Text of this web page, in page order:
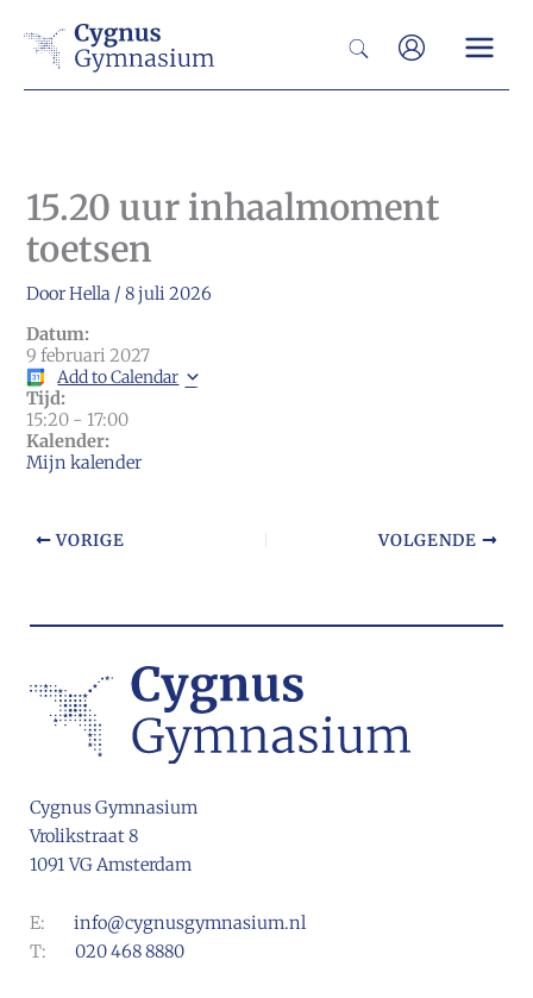
naar
Zoeken
15.20 uur inhaalmoment
toetsen
DoorHella /8 juli 2026
Datum:
9 februari 2027
Add to Calendar
Tijd:
15:20 - 17:00
Kalender:
Mijn kalender
VORIGE VOLGENDE
Cygnus Gymnasium
Vrolikstraat 8
1091 VG Amsterdam
E: info@cygnusgymnasium.nl
T: 020 468 8880